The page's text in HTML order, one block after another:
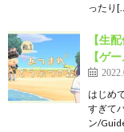
ったり
【生
【ゲ
はじめ
すぎて
ン/